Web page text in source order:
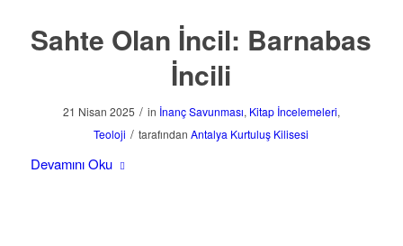
Sahte Olan İncil: Barnabas
İncili
21 Nisan 2025 / in İnanç Savunması, Kitap İncelemeleri,
Teoloji / tarafındanAntalya Kurtuluş Kilisesi
Devamını Oku